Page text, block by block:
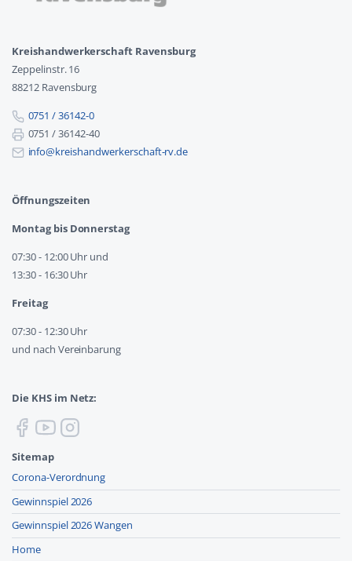
Kreishandwerkerschaft Ravensburg
Zeppelinstr. 16
88212 Ravensburg
0751 / 36142-0
0751 / 36142-40
info@kreishandwerkerschaft-rv.de
Öffnungszeiten
Montag bis Donnerstag
07:30 - 12:00 Uhr und
13:30 - 16:30 Uhr
Freitag
07:30 - 12:30 Uhr
und nach Vereinbarung
Die KHS im Netz:
Sitemap
Corona-Verordnung
Gewinnspiel 2026
Gewinnspiel 2026 Wangen
Home